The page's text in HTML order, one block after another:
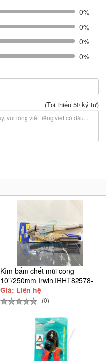
0%
0%
0%
0%
(Tối thiểu 50 ký tự)
Kìm bấm chết mũi cong
10"/250mm Irwin IRHT82578-
SH
Giá: Liên hệ
(0)